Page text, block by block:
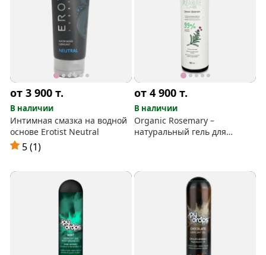
от 3 900т.
В наличии
Интимная смазка на водной
основе Erotist Neutral
5 (1)
от 4 900т.
В наличии
Organic Rosemary –
натуральный гель для